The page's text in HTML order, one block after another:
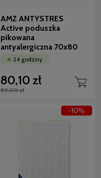
AMZ ANTYSTRES
Active poduszka
pikowana
antyalergiczna 70x80
24 godziny
80,10 zł
89,00 zł
-10%